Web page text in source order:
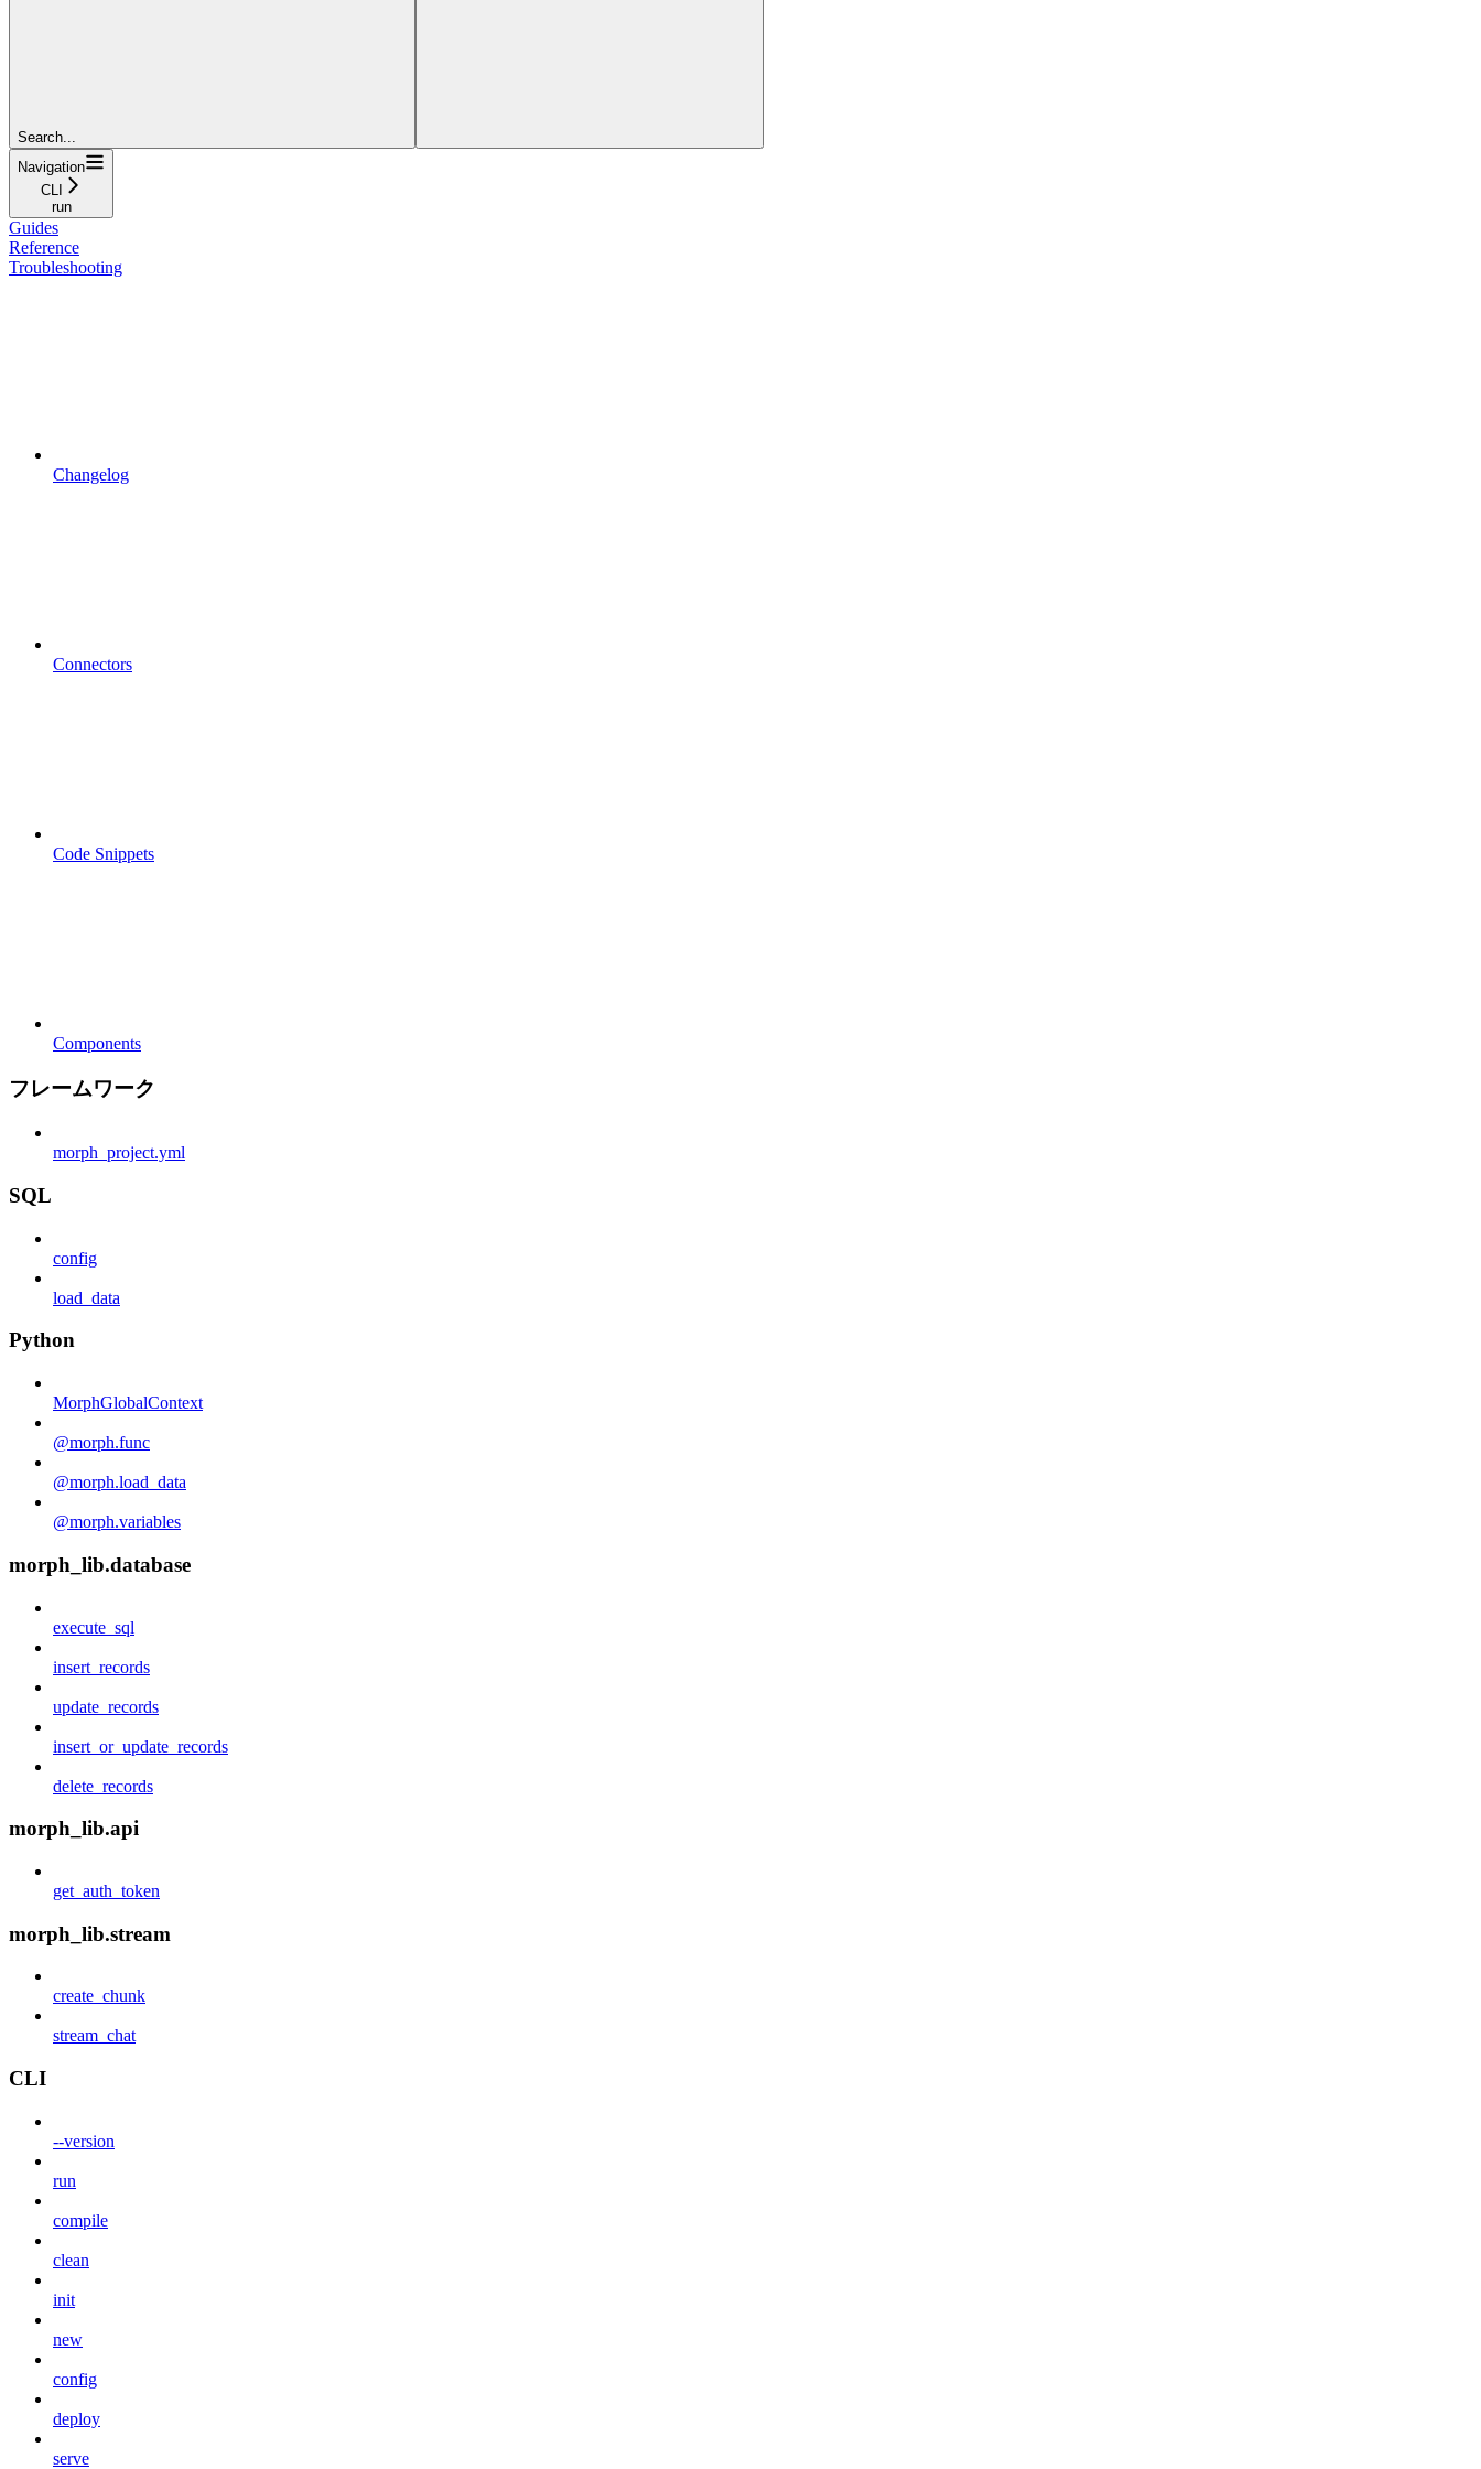
Search...
Navigation
CLI
run
Guides
Reference
Troubleshooting
Changelog
Connectors
Code Snippets
Components
フレームワーク
morph_project.yml
SQL
config
load_data
Python
MorphGlobalContext
@morph.func
@morph.load_data
@morph.variables
morph_lib.database
execute_sql
insert_records
update_records
insert_or_update_records
delete_records
morph_lib.api
get_auth_token
morph_lib.stream
create_chunk
stream_chat
CLI
--version
run
compile
clean
init
new
config
deploy
serve